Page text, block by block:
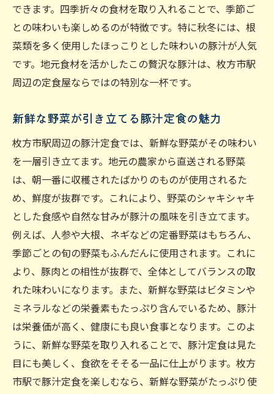
枚方市駅の豚汁定食で味わう地元の伝統
特別な日の豚汁定食の楽しみ方
四季折々の味わい枚方市駅の豚汁定食
春夏秋冬の食材を使った豚汁定食
季節ごとの特徴を活かした豚汁レシピ
四季を感じる豚汁定食の楽しみ方
旬の食材が引き立つ豚汁のポイント
季節の変化を楽しむ豚汁定食
心も体も温まる枚方市駅の豚汁定食の楽しみ方
寒い季節にぴったりの豚汁定食
疲れた日におすすめの豚汁定食
心温まる豚汁定食の食べ方
枚方市駅でリラックスできる豚汁定食店
癒しの時間を過ごせる豚汁定食
元気を取り戻す豚汁定食の楽しみ方
枚方市駅で発見地元食材の極上豚汁定食
枚方市駅周辺で見つかる地元食材
豚汁定食と地元食材の絶妙なマッチ
できます。四季折々の食材を取り入れることで、季節ご
との味わいも楽しめるのが特徴です。特に秋冬には、根
菜類を多く使用したほっこりとした味わいの豚汁が人気
です。地元食材を活かしたこの贅沢な豚汁は、枚方市駅
周辺の定食屋ならではの特別な一杯です。
新鮮な野菜が引き立てる豚汁定食の魅力
枚方市駅周辺の豚汁定食では、新鮮な野菜がその味わい
を一層引き立てます。地元の農家から直送される野菜
は、朝一番に収穫されたばかりのものが使用されるた
め、鮮度が抜群です。これにより、野菜のシャキシャキ
とした食感や自然な甘みが豚汁の風味を引き立てます。
例えば、人参や大根、ネギなどの定番野菜はもちろん、
季節ごとの旬の野菜もふんだんに使用されます。これに
より、豚肉との相性が抜群で、全体としてバランスの取
れた味わいになります。また、新鮮な野菜はビタミンや
ミネラルなどの栄養素もたっぷり含んでいるため、豚汁
は栄養価が高く、健康にも良い食事となります。このよ
うに、新鮮な野菜を取り入れることで、豚汁定食は見た
目にも美しく、食欲をそそる一品に仕上がります。枚方
市駅で豚汁定食を楽しむなら、新鮮な野菜がたっぷり使